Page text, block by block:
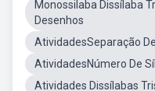
Monossilaba Dissílaba
Desenhos
AtividadesSeparação
AtividadesNúmero De
Atividades Dissílabas